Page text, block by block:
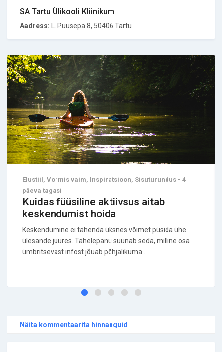
SA Tartu Ülikooli Kliinikum
Aadress: L. Puusepa 8, 50406 Tartu
Elustiil, Vormis vaim, Inspiratsioon, Sisuturundus - 4
päeva tagasi
Kuidas füüsiline aktiivsus aitab
keskendumist hoida
Keskendumine ei tähenda üksnes võimet püsida ühe
ülesande juures. Tähelepanu suunab seda, milline osa
ümbritsevast infost jõuab põhjalikuma...
Näita kommentaarita hinnanguid